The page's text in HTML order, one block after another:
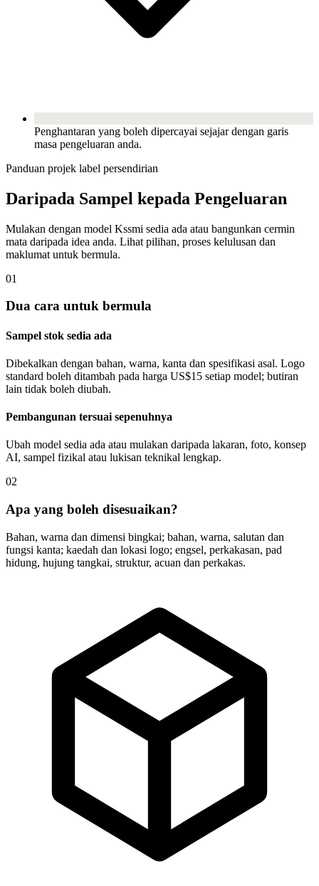
Penghantaran yang boleh dipercayai sejajar dengan garis
masa pengeluaran anda.
Panduan projek label persendirian
Daripada Sampel kepada Pengeluaran
Mulakan dengan model Kssmi sedia ada atau bangunkan cermin
mata daripada idea anda. Lihat pilihan, proses kelulusan dan
maklumat untuk bermula.
01
Dua cara untuk bermula
Sampel stok sedia ada
Dibekalkan dengan bahan, warna, kanta dan spesifikasi asal. Logo
standard boleh ditambah pada harga US$15 setiap model; butiran
lain tidak boleh diubah.
Pembangunan tersuai sepenuhnya
Ubah model sedia ada atau mulakan daripada lakaran, foto, konsep
AI, sampel fizikal atau lukisan teknikal lengkap.
02
Apa yang boleh disesuaikan?
Bahan, warna dan dimensi bingkai; bahan, warna, salutan dan
fungsi kanta; kaedah dan lokasi logo; engsel, perkakasan, pad
hidung, hujung tangkai, struktur, acuan dan perkakas.